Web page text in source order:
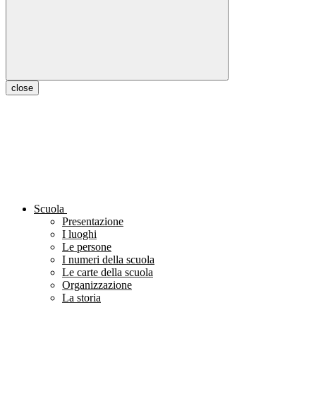
close
Scuola
Presentazione
I luoghi
Le persone
I numeri della scuola
Le carte della scuola
Organizzazione
La storia